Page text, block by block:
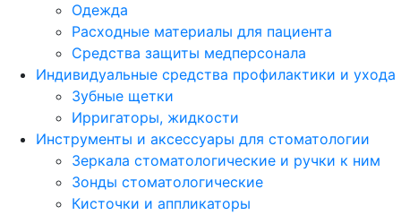
Одежда
Расходные материалы для пациента
Средства защиты медперсонала
Индивидуальные средства профилактики и ухода
Зубные щетки
Ирригаторы, жидкости
Инструменты и аксессуары для стоматологии
Зеркала стоматологические и ручки к ним
Зонды стоматологические
Кисточки и аппликаторы